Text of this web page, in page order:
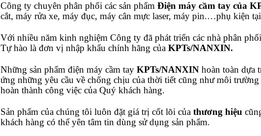
Công ty chuyên phân phối các sản phẩm Điện máy cầm tay của
cắt, máy rửa xe, máy đục, máy cân mực laser, máy pin.…phụ kiện
Với nhiều năm kinh nghiệm Công ty đã phát triển các nhà phân
Tự hào là đơn vị nhập khẩu chính hãng của KPTs/NANXIN.
Những sản phẩm điện máy cầm tayKPTs/NANXINhoàn toàn dựa
ứng những yêu cầu về chống chịu của thời tiết cũng như môi trường
hoàn thành công việc của Quý khách hàng.
Sản phẩm của chúng tôi luôn đặt giá trị cốt lõi của thương hiệu
khách hàng có thể yên tâm tin dùng sử dụng sản phẩm.